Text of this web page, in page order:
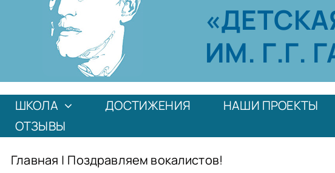
ИМ. Г.Г.
ШКОЛА ДОСТИЖЕНИЯ НАШИ ПРОЕКТЫ
ОТЗЫВЫ
Главная | Поздравляем вокалистов!